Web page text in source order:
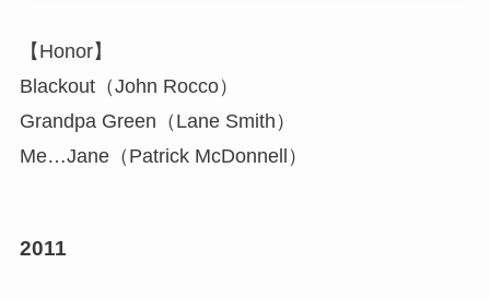
【Honor】
Blackout（John Rocco）
Grandpa Green（Lane Smith）
Me…Jane（Patrick McDonnell）
2011